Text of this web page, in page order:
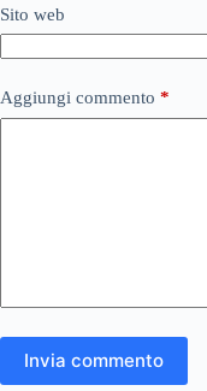
Sito web
Aggiungi commento *
Invia commento